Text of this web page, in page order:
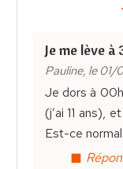
Je me lève à
Pauline, le
Je dors à
(j’ai 11 ans),
Est-ce